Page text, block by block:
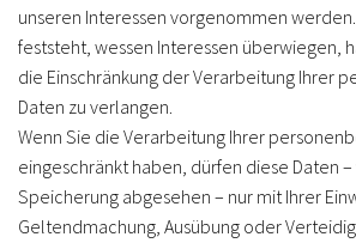
unseren Interessen vorgenommen
feststeht, wessen Interessen überwiegen,
die Einschränkung der Verarbeitung Ihrer
Daten zu verlangen.
Wenn Sie die Verarbeitung Ihrer
eingeschränkt haben, dürfen diese Daten
Speicherung abgesehen – nur mit Ihrer
Geltendmachung, Ausübung oder